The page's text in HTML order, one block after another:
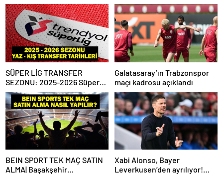
SÜPER LİG TRANSFER
SEZONU: 2025-2026 Süper
Lig Yaz Transfer Sezonu Ne
Zaman Başlayacak? Kış
Transfer Sezonu Ne Zaman
Başlayacak? TFF Açıkladı!
Galatasaray’ın Trabzonspor
maçı kadrosu açıklandı
BEIN SPORT TEK MAÇ SATIN
ALMA| Başakşehir
Xabi Alonso, Bayer
Leverkusen’den ayrılıyor!